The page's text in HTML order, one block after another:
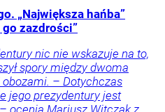
„Największa hańba”
go zazdrości”
nic nie wskazuje na to,
spory między dwoma
– Dotychczas
jego prezydentury jest